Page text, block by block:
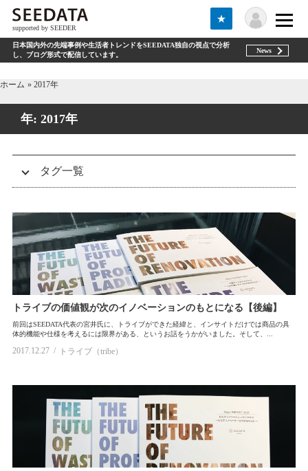
supported by SEEDER
★
日本国内外の先端事例や生活者トレンドをSEEDATA独自の視点で分析
し、ブログ形式で配信しています。
News
ホーム 2017年
年: 2017年
タグ一覧
エスノグラフィー（ethnography） セミナー 商品開発（product development）
グローバル（global） お知らせ（information） アフターコロナ(afterCOVID)
サービスデザイン（service design） 事例紹介（case study） 未分類 Zs
ギグワーカー（gigworker） D2C ホワイトペーパー(whitepaper)
コミュニティ（community） マーケティング（marketing）
新規事業（new business development） 流通（retail） insight
トライブの価値観が次のイノベーションのもとになる【後編】
前回はSEEDATA代表の宮井氏に、トライブができた経緯と、インサイトだけでは商品の具
体的機能や仕様を考えるには限界がある、というお話をうかがいました。そして、...
2017.12.27 トライブ（tribe）